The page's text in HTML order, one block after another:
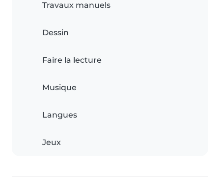
Travaux manuels
Dessin
Faire la lecture
Musique
Langues
Jeux